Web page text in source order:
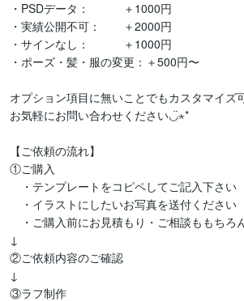
・PSDデータ：　　　＋1000円
・実績公開不可：　　＋2000円
・サインなし：　　　＋1000円
・ポーズ・髪・服の変更：＋500円〜
オプション項目に無いことでもカスタマイズ
お気軽にお問い合わせください◡̈⋆*
【ご依頼の流れ】
①ご購入
・テンプレートをコピペしてご記入下さい
・イラストにしたいお写真を送付ください
・ご購入前にお見積もり・ご相談ももちろ
↓
②ご依頼内容のご確認
↓
③ラフ制作